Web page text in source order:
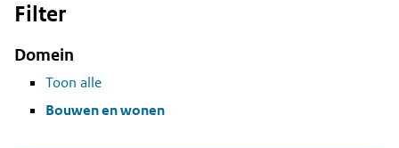
Filter
Domein
Toon alle
Bouwen en wonen